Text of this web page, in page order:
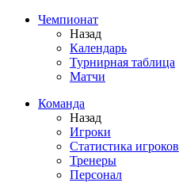
Чемпионат
Назад
Календарь
Турнирная таблица
Матчи
Команда
Назад
Игроки
Статистика игроков
Тренеры
Персонал